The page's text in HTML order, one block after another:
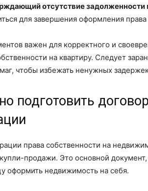
отсутствие
для завершения оформления права
важен для корректного и
на квартиру. Следует
чтобы избежать ненужных
подготовить
права собственности на
продажи. Это основной
оформить недвижимость на себя.